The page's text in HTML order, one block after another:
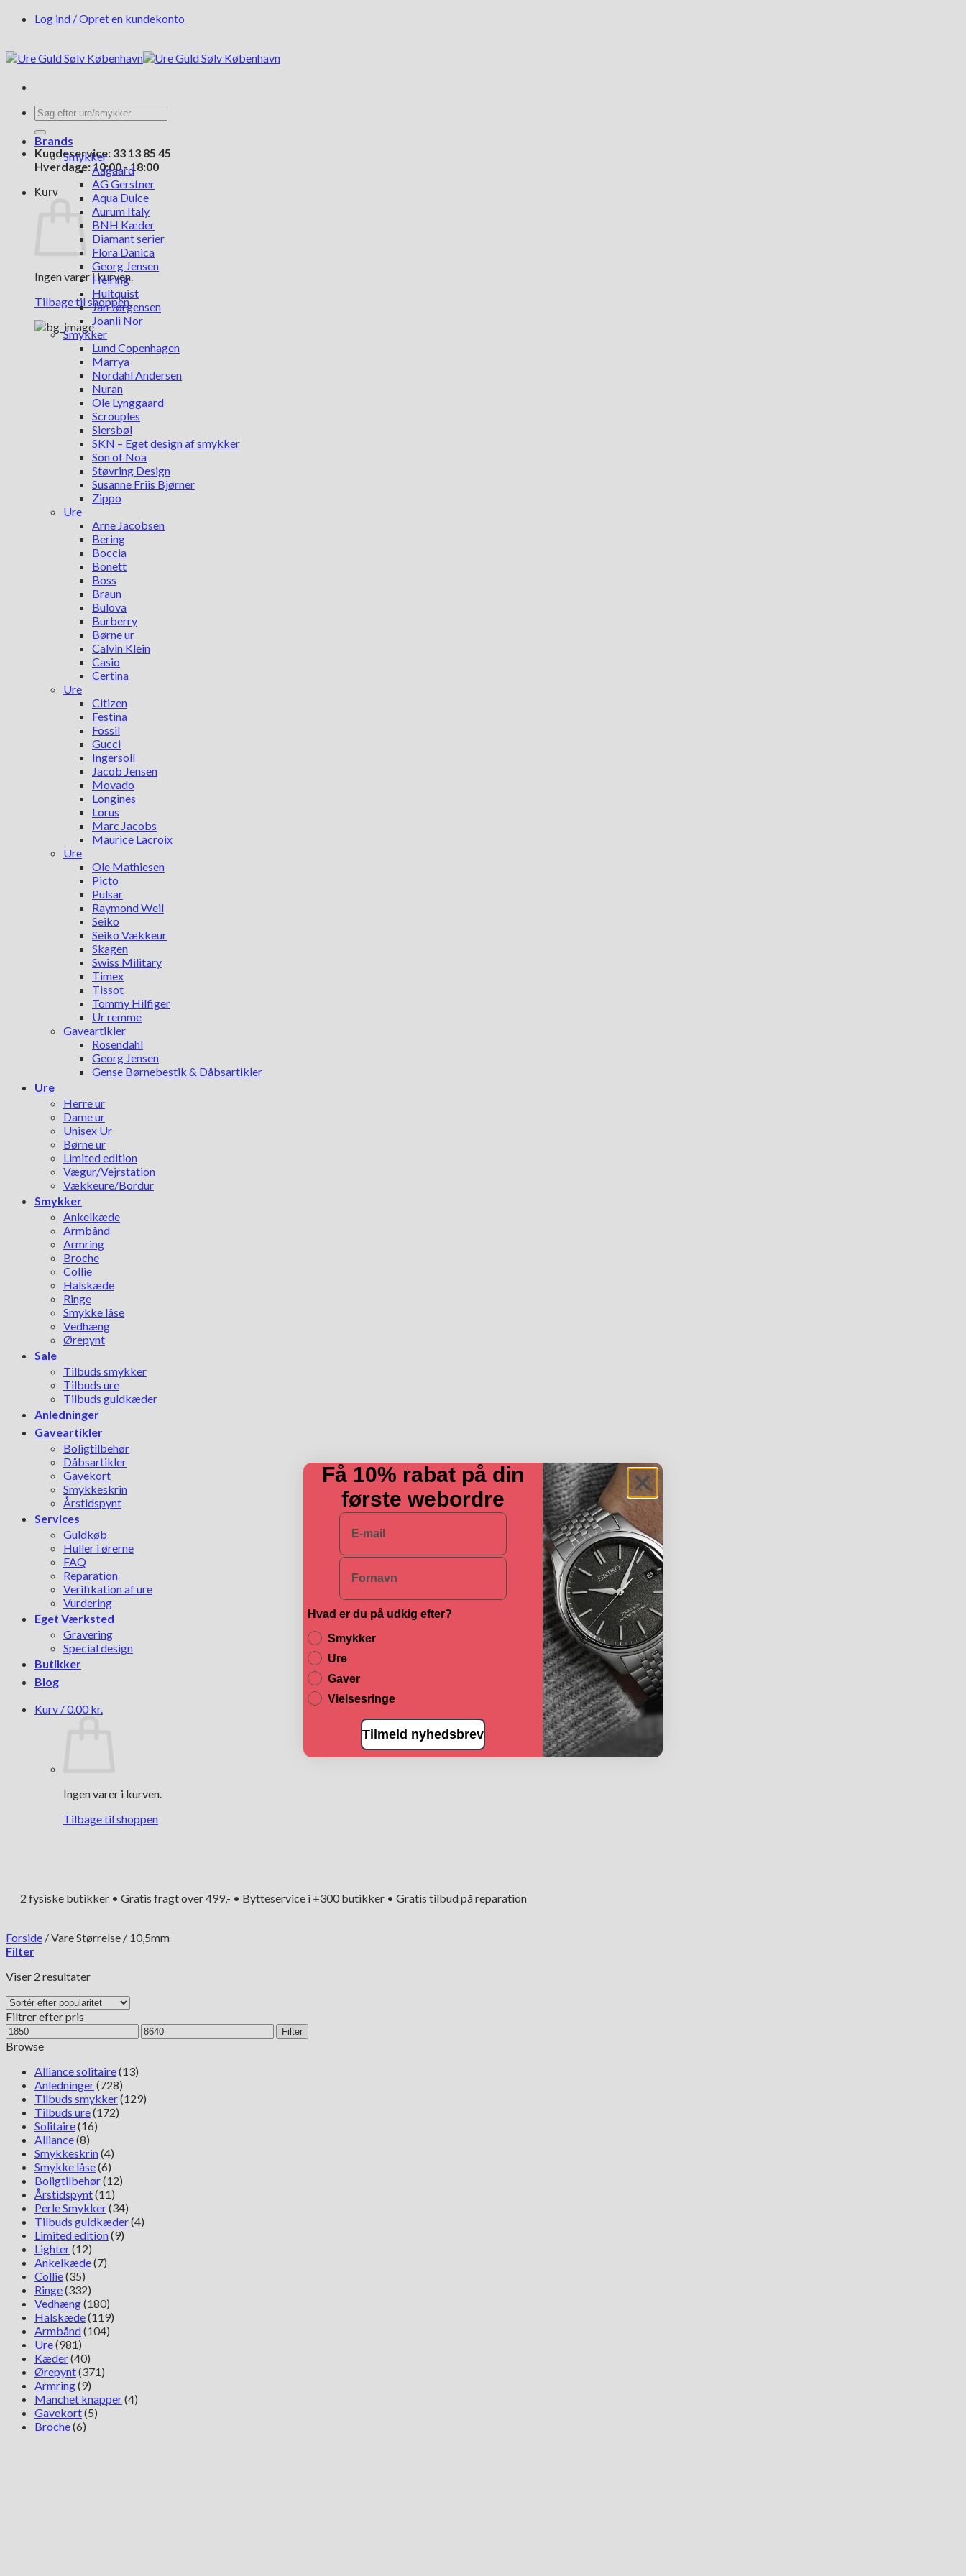
FortsætLog ind / Opret en kundekonto
Søg
efter:
Kundeservice: 33 13 85 45
Hverdage: 10:00 - 18:00
Kurv
Ingen varer i kurven.
Tilbage til shoppen
Brands
Smykker
Aagaard
AG Gerstner
Aqua Dulce
Aurum Italy
BNH Kæder
Diamant serier
Flora Danica
Georg Jensen
Heiring
Hultquist
Jan Jørgensen
Joanli Nor
Smykker
Lund Copenhagen
Marrya
Nordahl Andersen
Nuran
Ole Lynggaard
Scrouples
Siersbøl
SKN – Eget design af smykker
Son of Noa
Støvring Design
Susanne Friis Bjørner
Zippo
Ure
Arne Jacobsen
Bering
Boccia
Bonett
Boss
Braun
Bulova
Burberry
Børne ur
Calvin Klein
Casio
Certina
Ure
Citizen
Festina
Fossil
Gucci
Ingersoll
Jacob Jensen
Movado
Longines
Lorus
Marc Jacobs
Maurice Lacroix
Ure
Ole Mathiesen
Picto
Pulsar
Raymond Weil
Seiko
Seiko Vækkeur
Skagen
Swiss Military
Timex
Tissot
Tommy Hilfiger
Ur remme
Gaveartikler
Rosendahl
Georg Jensen
Gense Børnebestik & Dåbsartikler
Ure
Herre ur
Dame ur
Unisex Ur
Børne ur
Limited edition
Vægur/Vejrstation
Vækkeure/Bordur
Smykker
Ankelkæde
Armbånd
Armring
Broche
Collie
Halskæde
Ringe
Smykke låse
Vedhæng
Ørepynt
Sale
Tilbuds smykker
Tilbuds ure
Tilbuds guldkæder
Anledninger
Gaveartikler
Boligtilbehør
Dåbsartikler
Gavekort
Smykkeskrin
Årstidspynt
Services
Guldkøb
Huller i ørerne
FAQ
Reparation
Verifikation af ure
Vurdering
Eget Værksted
Gravering
Special design
Butikker
Blog
Kurv /0.00 kr.
Ingen varer i kurven.
Tilbage til shoppen
2 fysiske butikker • Gratis fragt over 499,- • Bytteservice i +300 butikker • Gratis tilbud på reparation
Forside /Vare Størrelse / 10,5mm
Filter
Viser 2 resultaterSorteret
popularitet
Filtrer efter pris
Mindste
pris
Højeste
pris
Filter
Browse
Alliance solitaire(13)
Anledninger(728)
Tilbuds smykker(129)
Tilbuds ure(172)
Solitaire(16)
Alliance(8)
Smykkeskrin(4)
Smykke låse(6)
Boligtilbehør(12)
Årstidspynt(11)
Perle Smykker(34)
Tilbuds guldkæder(4)
Limited edition(9)
Lighter(12)
Ankelkæde(7)
Collie(35)
Ringe(332)
Vedhæng(180)
Halskæde(119)
Armbånd(104)
Ure(981)
Kæder(40)
Ørepynt(371)
Armring(9)
Manchet knapper(4)
Gavekort(5)
Broche(6)
Få 10% rabat på din
første webordre
E-mail
Navn
Hvad er du på udkig efter?
Smykker
Ure
Gaver
Vielsesringe
Tilmeld nyhedsbrev